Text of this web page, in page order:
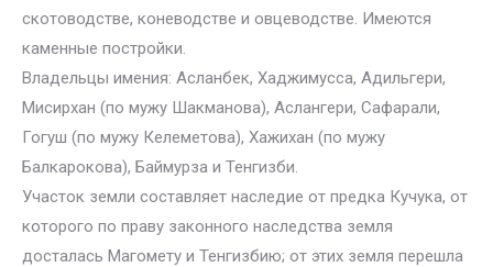
скотоводстве, коневодстве и овцеводстве. Имеются
каменные постройки.
Владельцы имения: Асланбек, Хаджимусса, Адильгери,
Мисирхан (по мужу Шакманова), Аслангери, Сафарали,
Гогуш (по мужу Келеметова), Хажихан (по мужу
Балкарокова), Баймурза и Тенгизби.
Участок земли составляет наследие от предка Кучука, от
которого по праву законного наследства земля
досталась Магомету и Тенгизбию; от этих земля перешла